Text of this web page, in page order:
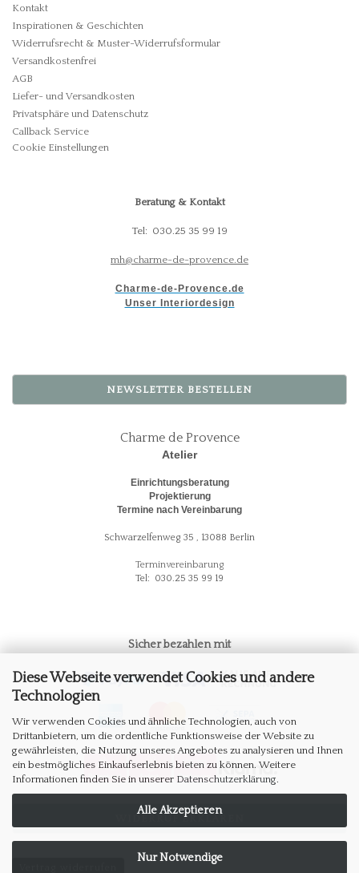
Diese Webseite verwendet Cookies und andere
Technologien
Wir verwenden Cookies und ähnliche Technologien, auch von
Drittanbietern, um die ordentliche Funktionsweise der Website zu
gewährleisten, die Nutzung unseres Angebotes zu analysieren und Ihnen
ein bestmögliches Einkaufserlebnis bieten zu können. Weitere
Informationen finden Sie in unserer Datenschutzerklärung
Alle Akzeptieren
Nur Notwendige
Kontakt
Inspirationen & Geschichten
Widerrufsrecht & Muster-Widerrufsformular
Versandkostenfrei
AGB
Liefer- und Versandkosten
Privatsphäre und Datenschutz
Callback Service
Cookie Einstellungen
Beratung & Kontakt
Tel: 030.25 35 99 19
mh@charme-de-provence.de
Charme-de-Provence.de
Unser Interiordesign
NEWSLETTER BESTELLEN
Charme de Provence
Atelier
Einrichtungsberatung
Projektierung
Termine nach Vereinbarung
Schwarzelfenweg 35 , 13088 Berlin
Terminvereinbarung
Tel: 030.25 35 99 19
Sicher bezahlen mit
WIDERRUF ERKLÄREN